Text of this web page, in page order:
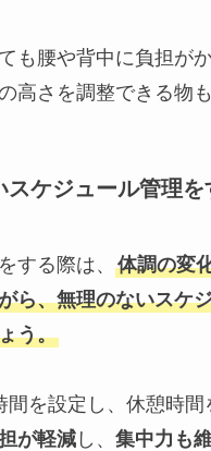
も腰や背中に負担が
高さを調整できる物も
スケジュール管理を
する際は、
体調の変
ら、無理のないスケ
う。
間を設定し、休憩時間
が軽減し、 集中力も